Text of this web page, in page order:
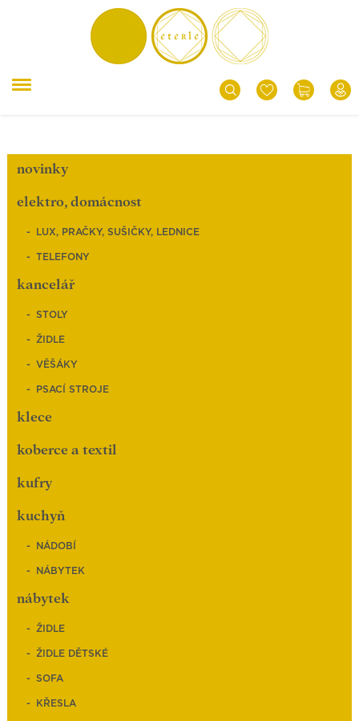
novinky
elektro, domácnost
LUX, PRAČKY, SUŠIČKY, LEDNICE
TELEFONY
kancelář
STOLY
ŽIDLE
VĚŠÁKY
PSACÍ STROJE
klece
koberce a textil
kufry
kuchyň
NÁDOBÍ
NÁBYTEK
nábytek
ŽIDLE
ŽIDLE DĚTSKÉ
SOFA
KŘESLA